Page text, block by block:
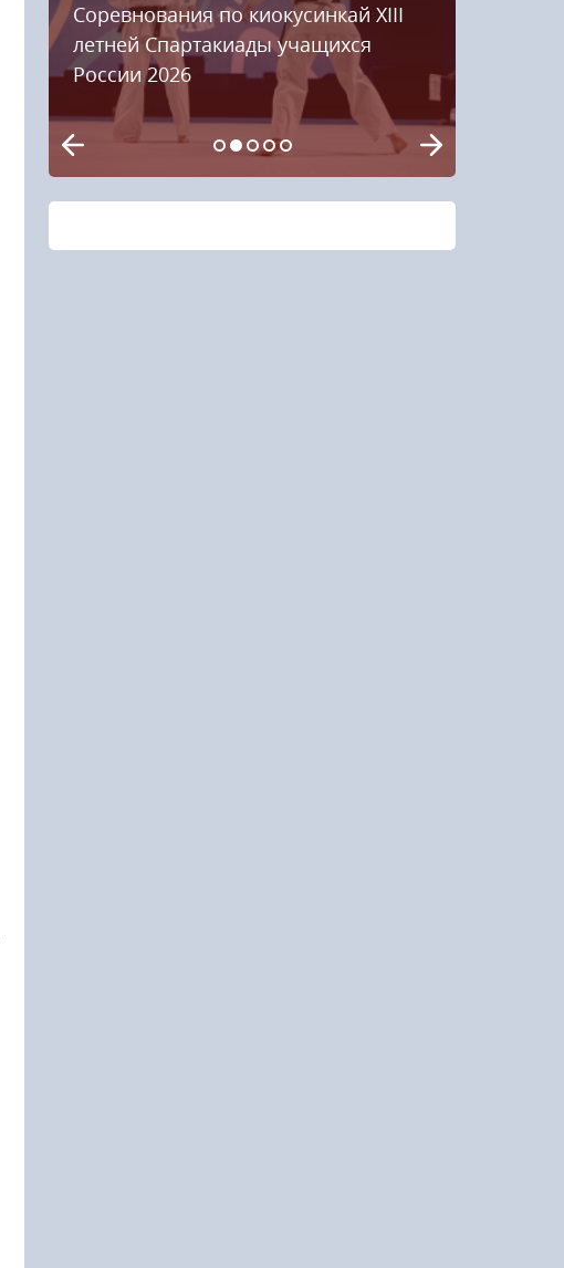
Соревнования по киокусинкай XIII
летней Спартакиады учащихся
России 2026